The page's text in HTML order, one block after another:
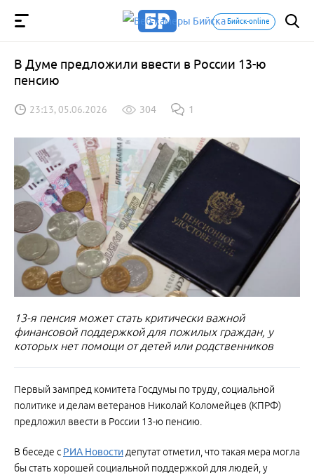
Бийск-online
В Думе предложили ввести в России 13-ю
пенсию
23:13, 05.06.2026 304 1
13-я пенсия может стать критически важной
финансовой поддержкой для пожилых граждан, у
которых нет помощи от детей или родственников
Первый зампред комитета Госдумы по труду, социальной
политике и делам ветеранов Николай Коломейцев (КПРФ)
предложил ввести в России 13-ю пенсию.
В беседе с РИА Новостидепутат отметил, что такая мера могла
бы стать хорошей социальной поддержкой для людей, у